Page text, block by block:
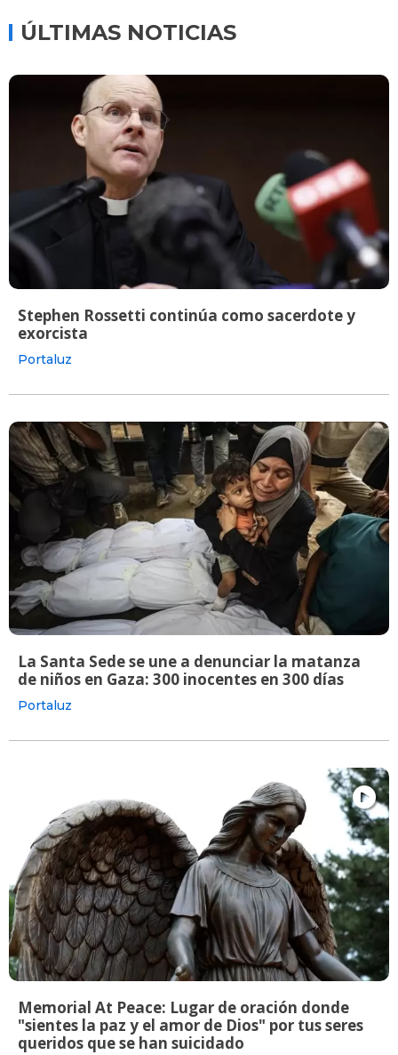
ÚLTIMAS NOTICIAS
Stephen Rossetti continúa como sacerdote y
exorcista
Portaluz
La Santa Sede se une a denunciar la matanza
de niños en Gaza: 300 inocentes en 300 días
Portaluz
Memorial At Peace: Lugar de oración donde
"sientes la paz y el amor de Dios" por tus seres
queridos que se han suicidado